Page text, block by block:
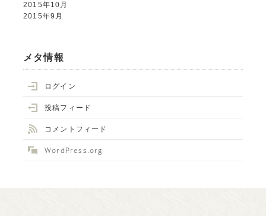
2015年10月
2015年9月
メタ情報
ログイン
投稿フィード
コメントフィード
WordPress.org